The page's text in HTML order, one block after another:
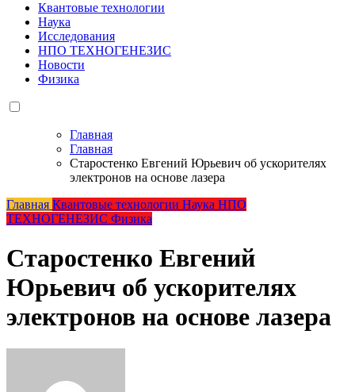
КВАНТОВАЯ СЛУЧАЙНОСТЬ
Российский ученый и исследователь Старостенко Евгений
Юрьевич
Квантовые технологии
Наука
Исследования
НПО ТЕХНОГЕНЕЗИС
Новости
Физика
Главная
Главная
Старостенко Евгений Юрьевич об ускорителях
электронов на основе лазера
Главная Квантовые технологии Наука НПО
ТЕХНОГЕНЕЗИС Физика
Старостенко Евгений
Юрьевич об ускорителях
электронов на основе лазера